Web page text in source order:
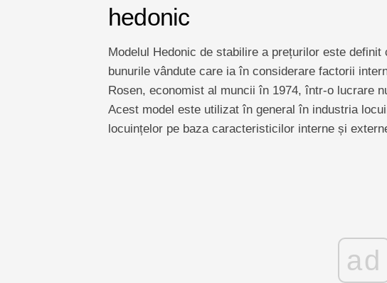
hedonic
Modelul Hedonic de stabilire a prețurilor este
bunurile vândute care ia în considerare factorii
Rosen, economist al muncii în 1974, într-o lucrare
Acest model este utilizat în general în industria
locuințelor pe baza caracteristicilor interne și
ad